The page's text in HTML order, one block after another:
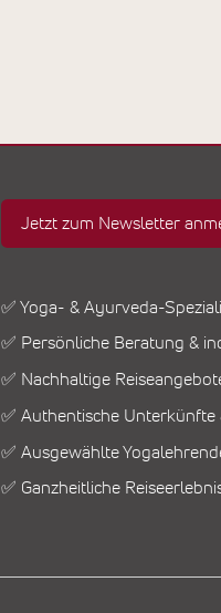
Jetzt zum Newsletter
✅ Yoga- & Ayurveda-
✅ Persönliche Beratung &
✅ Nachhaltige
✅ Authentische Unterkünfte
✅ Ausgewählte
✅ Ganzheitliche